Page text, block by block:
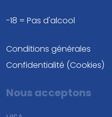
-18 = Pas d'alcool
Conditions générales
Confidentialité (Cookies)
Nous acceptons